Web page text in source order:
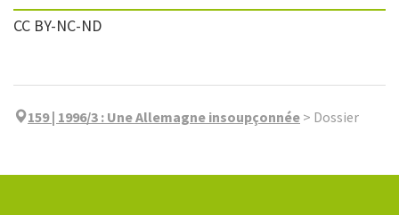
CC BY-NC-ND
159 | 1996/3 : Une Allemagne insoupçonnée > Dossier